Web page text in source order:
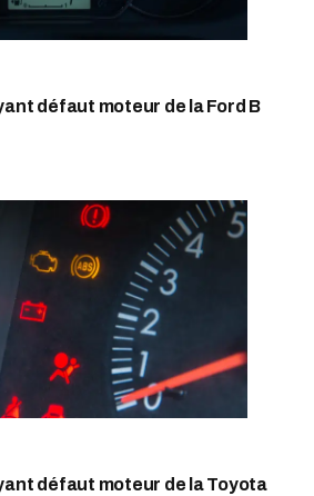
défaut moteur de la Ford B
défaut moteur de la Toyota